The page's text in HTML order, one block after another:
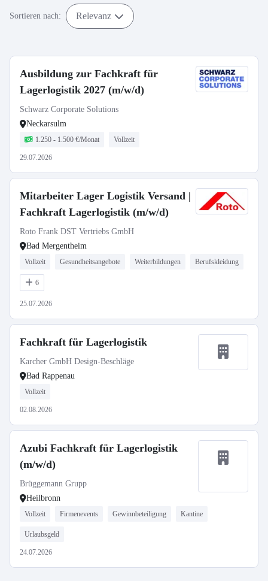
Sortieren nach: Relevanz
Ausbildung zur Fachkraft für
Lagerlogistik 2027 (m/w/d)
Schwarz Corporate Solutions
Neckarsulm
1.250 - 1.500 €/Monat Vollzeit
29.07.2026
Mitarbeiter Lager Logistik Versand |
Fachkraft Lagerlogistik (m/w/d)
Roto Frank DST Vertriebs GmbH
Bad Mergentheim
Vollzeit Gesundheitsangebote Weiterbildungen Berufskleidung
6
25.07.2026
Fachkraft für Lagerlogistik
Karcher GmbH Design-Beschläge
Bad Rappenau
Vollzeit
02.08.2026
Azubi Fachkraft für Lagerlogistik
(m/w/d)
Brüggemann Grupp
Heilbronn
Vollzeit Firmenevents Gewinnbeteiligung Kantine
Urlaubsgeld
24.07.2026